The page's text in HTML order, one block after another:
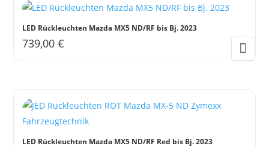
mehrere
auf.
auf
der
LED Rückleuchten Mazda MX5 ND/RF bis Bj. 2023
739,00€
LED Rückleuchten Mazda MX5 ND/RF Red bis Bj. 2023